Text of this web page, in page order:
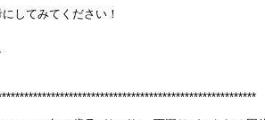
してみてください！